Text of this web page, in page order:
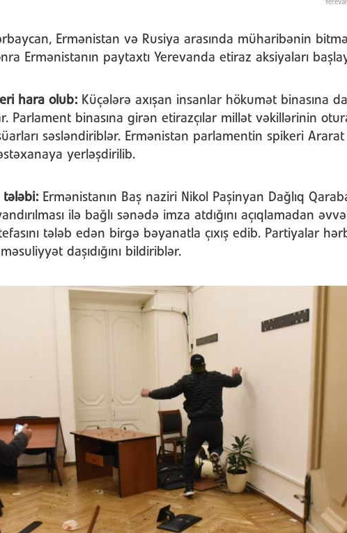
Ermənistan və Rusiya arasında müharibənin
Ermənistanın paytaxtı Yerevanda etiraz aksiyaları
hara olub: Küçələrə axışan insanlar hökumət binasına
Parlament binasına girən etirazçılar millət vəkillərinin
şüarları səsləndiriblər. Ermənistan parlamentin spikeri
yerləşdirilib.
tələbi: Ermənistanın Baş naziri Nikol Paşinyan Dağlıq
ilə bağlı sənədə imza atdığını açıqlamadan
tələb edən birgə bəyanatla çıxış edib. Partiyalar
daşıdığını bildiriblər.